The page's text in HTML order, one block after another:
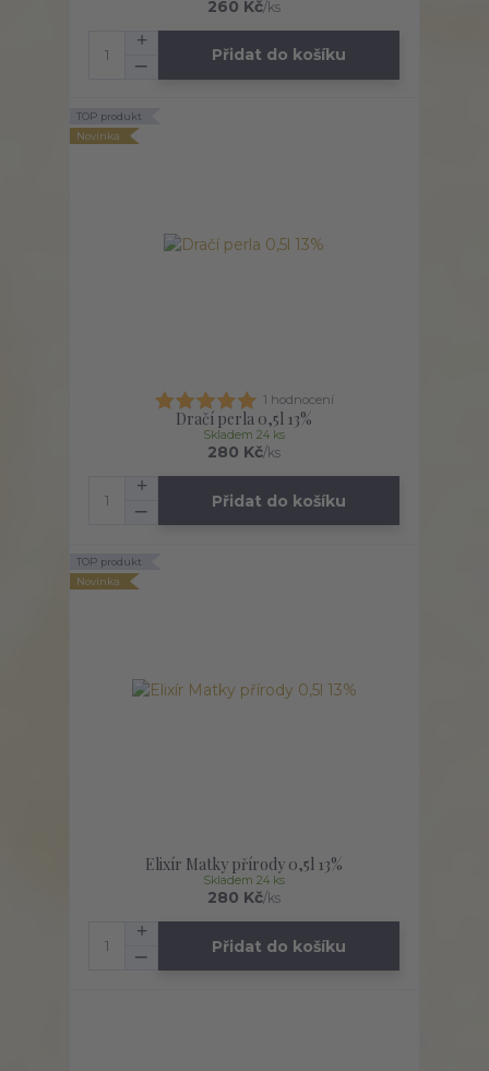
260 Kč/ks
Přidat do košíku
TOP produkt
Novinka
1 hodnocení
Dračí perla 0,5l 13%
280 Kč/ks
Skladem 24 ks
Přidat do košíku
TOP produkt
Novinka
Elixír Matky přírody 0,5l 13%
280 Kč/ks
Skladem 24 ks
Přidat do košíku